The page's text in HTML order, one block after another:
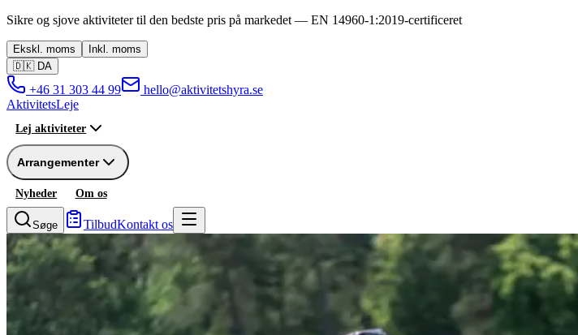
Sikre og sjove aktiviteter til den bedste pris på markedet — EN 14960-1:2019-certificeret
Ekskl. moms Inkl. moms
🇩🇰 DA
+46 31 303 44 99
hello@aktivitetshyra.se
AktivitetsLeje
Lej aktiviteter
Arrangementer
Nyheder Om os
Søge TilbudKontakt os